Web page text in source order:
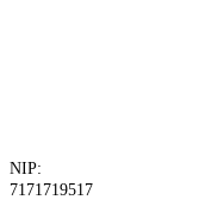
NIP:
7171719517